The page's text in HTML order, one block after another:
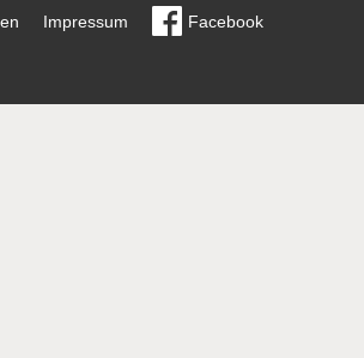
Impressum Facebook